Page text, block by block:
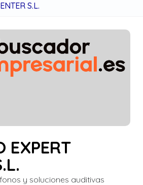
S.L.
EXPERT
y soluciones auditivas